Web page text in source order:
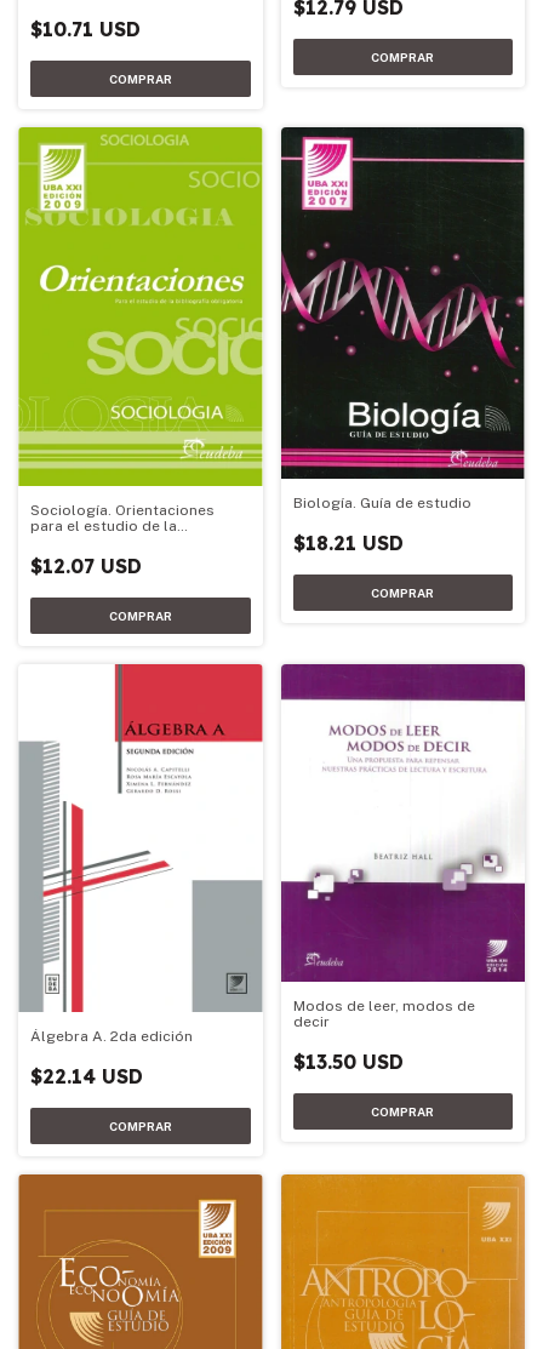
$10.71 USD
$12.79 USD
Sociología. Orientaciones
para el estudio de la
$12.07 USD
Biología. Guía de estudio
$18.21 USD
Álgebra A. 2da edición
$22.14 USD
Modos de leer, modos de
decir
$13.50 USD